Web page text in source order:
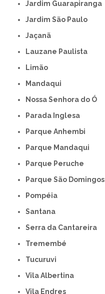
Jardim Guarapiranga
Jardim São Paulo
Jaçanã
Lauzane Paulista
Limão
Mandaqui
Nossa Senhora do Ó
Parada Inglesa
Parque Anhembi
Parque Mandaqui
Parque Peruche
Parque São Domingos
Pompéia
Santana
Serra da Cantareira
Tremembé
Tucuruvi
Vila Albertina
Vila Endres